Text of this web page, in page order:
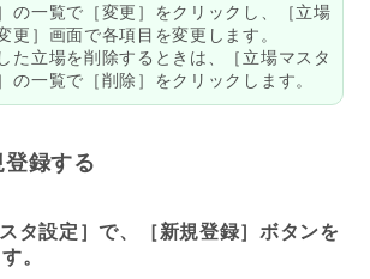
の一覧で［変更］をクリックし、［立場
更］画面で各項目を変更します。
た立場を削除するときは、［立場マスタ
の一覧で［削除］をクリックします。
録する
スタ設定］で、［新規登録］ボタンを
。